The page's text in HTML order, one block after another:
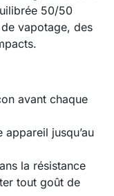
50/50
vapotage, des
avant chaque
jusqu’au
la résistance
tout goût de